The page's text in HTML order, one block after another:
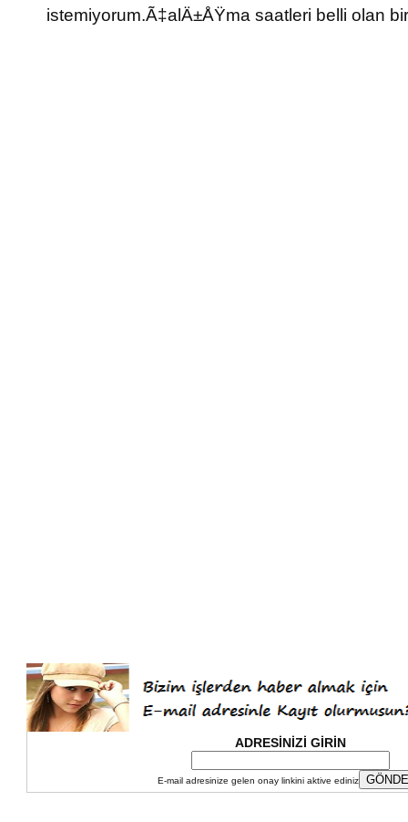
istemiyorum.Ã‡alÄ±ÅŸma saatleri belli olan
ADRESİNİZİ GİRİN
E-mail adresinize gelen onay linkini aktive ediniz